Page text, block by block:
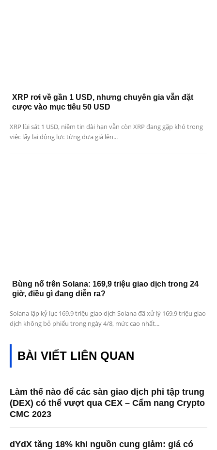
XRP rơi về gần 1 USD, nhưng chuyên gia vẫn đặt
cược vào mục tiêu 50 USD
XRP lùi sát 1 USD, niềm tin dài hạn vẫn còn XRP đang gặp khó trong
việc lấy lại động lực từng đưa giá lên...
Bùng nổ trên Solana: 169,9 triệu giao dịch trong 24
giờ, điều gì đang diễn ra?
Solana lập kỷ lục 169,9 triệu giao dịch Solana đã xử lý 169,9 triệu giao
dịch không bỏ phiếu trong ngày 4/8, mức cao nhất...
BÀI VIẾT LIÊN QUAN
Làm thế nào để các sàn giao dịch phi tập trung
(DEX) có thể vượt qua CEX – Cẩm nang Crypto
CMC 2023
dYdX tăng 18% khi nguồn cung giảm: giá có